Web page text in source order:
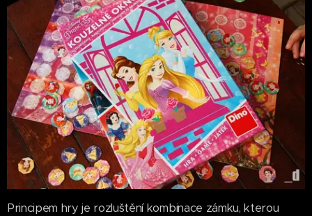
Principem hry je rozluštění kombinace zámku, kterou